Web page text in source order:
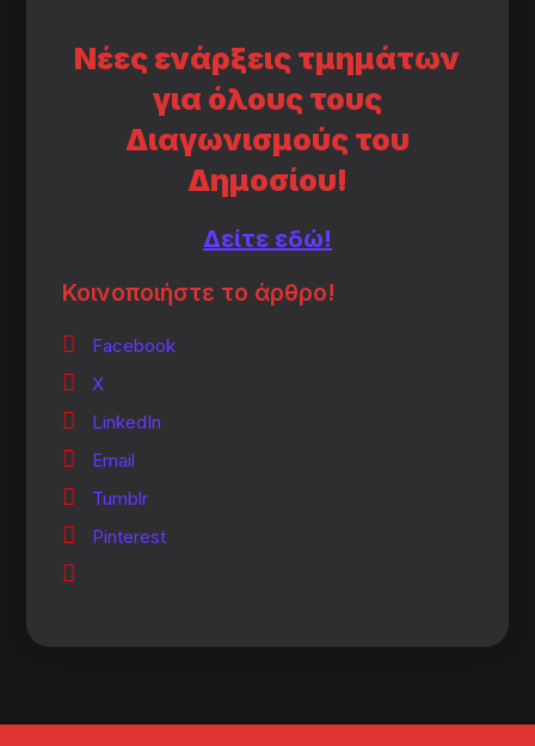
Νέες ενάρξεις τμημάτων
για όλους τους
Διαγωνισμούς του
Δημοσίου!
Δείτε εδώ!
Κοινοποιήστε το άρθρο!
Facebook
X
LinkedIn
Email
Tumblr
Pinterest